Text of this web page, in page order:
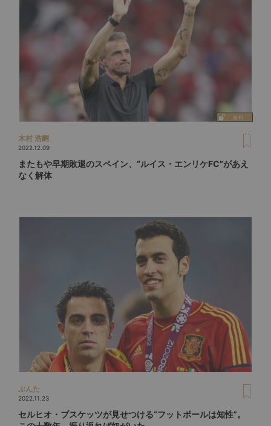
木村 浩嗣
2022.12.09
またもや早期敗退のスペイン、“ルイス・エンリケFC”があえ
なく解体
ぶんた
2022.11.23
セルヒオ・ブスケッツが見せつける“フットボールは知性”。